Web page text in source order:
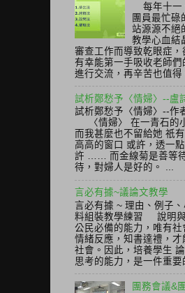
每年十一
團員最忙碌
站源源不絕
教學心血結
審查工作而導致乾眼症
有幸能第一手吸收老師
進行交流，再辛苦也值得
試析鄭愁予〈情婦〉--盧
試析鄭愁予〈情婦〉--作
〈情婦〉 在一青石的
而我甚麼也不留給她 祇
高高的窗口 或許，透一
許 …… 而金線菊是善等
待，對婦人是好的。 ...
言必有據~議論文教學
言必有據 ~ 理由、例子
料組裝教學練習 說明與
公民必備的能力，唯有
情緒反應，知書達禮，
社會。因此，培養學生
思考的能力，是一件重要
團務會議&